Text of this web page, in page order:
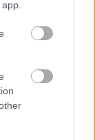
cedilo.
skozi
Nato
še enkrat.